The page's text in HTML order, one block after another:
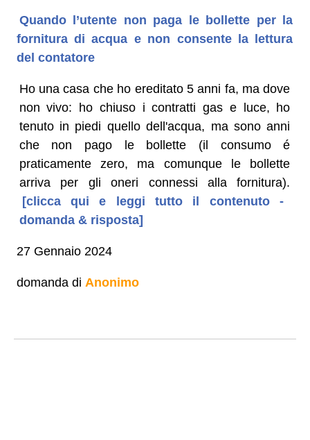
Quando l’utente non paga le bollette per la
fornitura di acqua e non consente la lettura
del contatore
Ho una casa che ho ereditato 5 anni fa, ma dove
non vivo: ho chiuso i contratti gas e luce, ho
tenuto in piedi quello dell'acqua, ma sono anni
che non pago le bollette (il consumo é
praticamente zero, ma comunque le bollette
arriva per gli oneri connessi alla fornitura).
[clicca qui e leggi tutto il contenuto -
domanda & risposta]
27 Gennaio 2024
domanda di Anonimo